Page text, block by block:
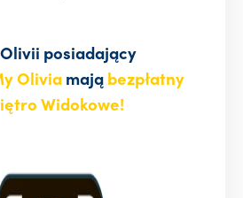
Olivii posiadający
Oliviamająbezpłatny
Widokowe!